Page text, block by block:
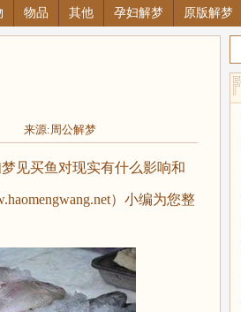
物品 其他 孕妇解梦 原版解梦
来源:周公解梦
见买鱼对现实有什么影响和
）小编为您整